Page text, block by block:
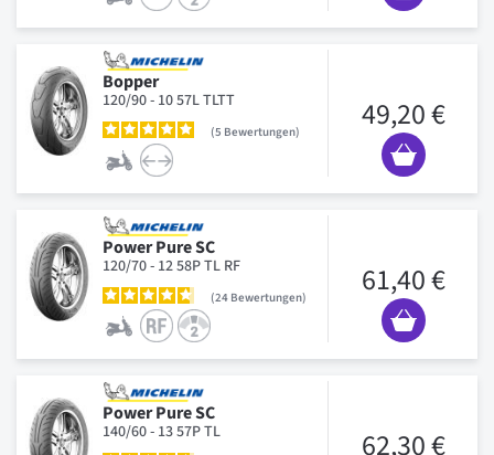
Bopper
120/90 - 10 57L TLTT
5 Bewertungen 49,20 €
Power Pure SC
120/70 - 12 58P TL RF
24 Bewertungen 61,40 €
Power Pure SC
140/60 - 13 57P TL 62,30 €